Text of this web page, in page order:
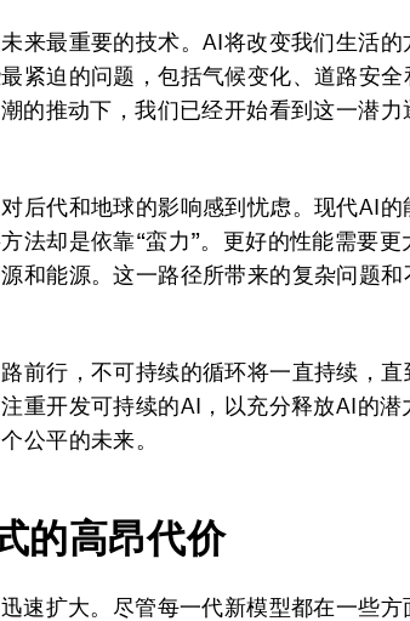
来最重要的技术。AI将改变我们生活的
紧迫的问题，包括气候变化、道路安全
的推动下，我们已经开始看到这一潜力
后代和地球的影响感到忧虑。现代AI的
法却是依靠“蛮力”。更好的性能需要更
和能源。这一路径所带来的复杂问题和
前行，不可持续的循环将一直持续，直
重开发可持续的AI，以充分释放AI的潜
公平的未来。
的高昂代价
速扩大。尽管每一代新模型都在一些方